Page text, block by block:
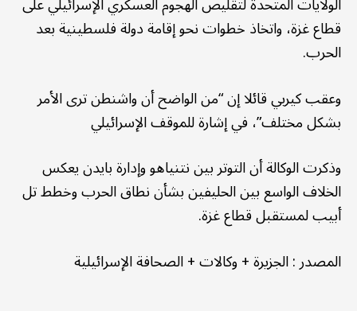
قطاع غزة، واتخاذ خطوات نحو إقامة دولة فلسطينية بعد
الحرب.
وعقب كيربي قائلا إن “من الواضح أن واشنطن ترى الأمر
بشكل مختلف”، في إشارة للموقف الإسرائيلي
وذكرت الوكالة أن التوتر بين نتنياهو وإدارة بايدن يعكس
الخلاف الواسع بين الحليفين بشأن نطاق الحرب وخطط تل
أبيب لمستقبل قطاع غزة.
المصدر:الجزيرة + وكالات+الصحافة الإسرائيلية